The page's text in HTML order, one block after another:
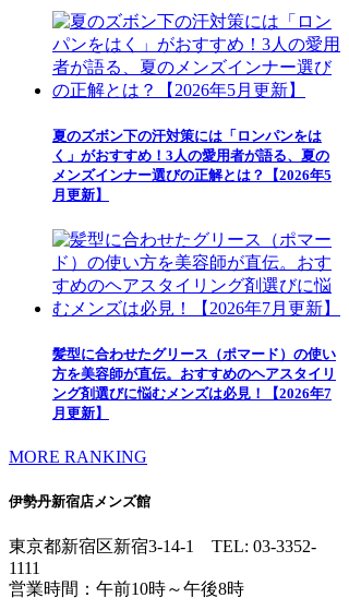
夏のズボン下の汗対策には「ロンパンをは
く」がおすすめ！3人の愛用者が語る、夏の
メンズインナー選びの正解とは？【2026年5
月更新】
髪型に合わせたグリース（ポマード）の使い
方を美容師が直伝。おすすめのヘアスタイリ
ング剤選びに悩むメンズは必見！【2026年7
月更新】
MORE RANKING
伊勢丹新宿店メンズ館
東京都新宿区新宿3-14-1 TEL: 03-3352-
1111
営業時間：午前10時～午後8時